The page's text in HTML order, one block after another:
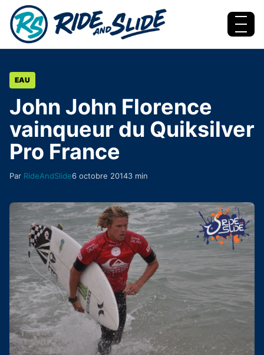
Aller au contenu
Menu
EAU
John John Florence
vainqueur du Quiksilver
Pro France
Par RideAndSlide6 octobre 20143 min